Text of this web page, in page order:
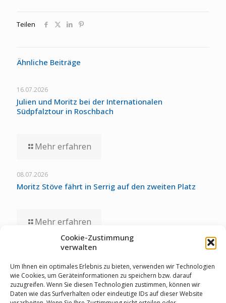
Cookie-Zustimmung
verwalten
Um Ihnen ein optimales Erlebnis zu bieten, verwenden wir Technologien
wie Cookies, um Geräteinformationen zu speichern bzw. darauf
zuzugreifen. Wenn Sie diesen Technologien zustimmen, können wir
Daten wie das Surfverhalten oder eindeutige IDs auf dieser Website
Teilen
Ähnliche Beiträge
16.07.2026
Julien und Moritz bei der Internationalen
Südpfalztour in Roschbach
Mehr erfahren
08.07.2026
Moritz Stöve fährt in Serrig auf den zweiten Platz
Mehr erfahren
Staubwolke-U17 zollt unglücklichen Umständen bei
Deutschen Meisterschaften Tribut